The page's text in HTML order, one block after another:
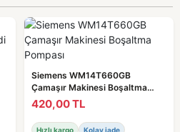
Siemens WM14T660GB
Çamaşır Makinesi Boşaltma
Pompası
420,00 TL
Hızlı kargo Kolay iade